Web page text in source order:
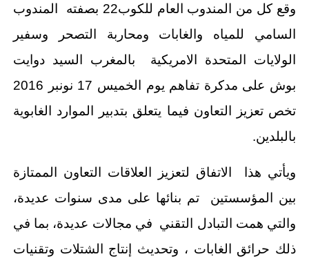
وقع كل من المندوب العام للكوب22 بصفته المندوب
السامي للمياه والغابات ومحاربة التصحر وسفير
الولايات المتحدة الامريكية بالمغرب السيد دوايت
بوش على مدكرة تفاهم يوم الخميس 17 نونبر 2016
تخص تعزيز التعاون فيما يتعلق بتدبير الموارد الغابوية
بالبلدين.
ويأتي هذا الاتفاق لتعزيز العلاقات التعاون الممتازة
بين المؤسستين تم بنائها على مدى سنوات عديدة،
والتي همت التبادل التقني في مجالات عديدة، بما في
ذلك حرائق الغابات ، وتحديث إنتاج الشتلات وتقنيات